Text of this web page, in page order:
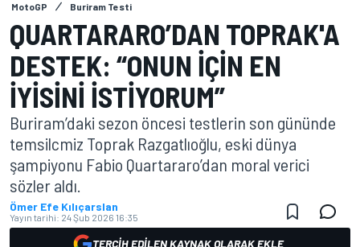
MotoGP Buriram Testi
QUARTARARO’DAN TOPRAK'A
DESTEK: “ONUN IÇIN EN
IYISINI ISTIYORUM”
Buriram’daki sezon öncesi testlerin son gününde
temsilcmiz Toprak Razgatlıoğlu, eski dünya
şampiyonu Fabio Quartararo’dan moral verici
sözler aldı.
Ömer Efe Kılıçarslan
Yayın tarihi: 24 Şub 2026 16:35
TERCIH EDILEN KAYNAK OLARAK EKLE